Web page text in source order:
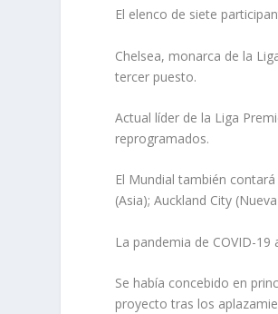
El elenco de siete
Chelsea, monarca de la
tercer puesto.
Actual líder de la Liga
reprogramados.
El Mundial también
(Asia); Auckland City
La pandemia de COVID-
Se había concebido en
proyecto tras los